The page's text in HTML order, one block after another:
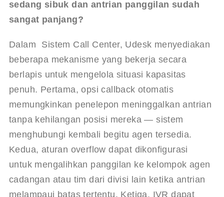
sedang sibuk dan antrian panggilan sudah
sangat panjang?
Dalam Sistem Call Center, Udesk menyediakan
beberapa mekanisme yang bekerja secara
berlapis untuk mengelola situasi kapasitas
penuh. Pertama, opsi callback otomatis
memungkinkan penelepon meninggalkan antrian
tanpa kehilangan posisi mereka — sistem
menghubungi kembali begitu agen tersedia.
Kedua, aturan overflow dapat dikonfigurasi
untuk mengalihkan panggilan ke kelompok agen
cadangan atau tim dari divisi lain ketika antrian
melampaui batas tertentu. Ketiga, IVR dapat